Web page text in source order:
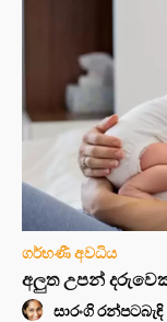
ගර්භණී අවධිය
අලුත උපන්
සාරංගි රන්පටබැඳි